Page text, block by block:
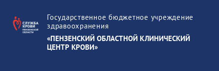
Государственное бюджетное учреждение
здравоохранения
«ПЕНЗЕНСКИЙ ОБЛАСТНОЙ КЛИНИЧЕСКИЙ
ЦЕНТР КРОВИ»